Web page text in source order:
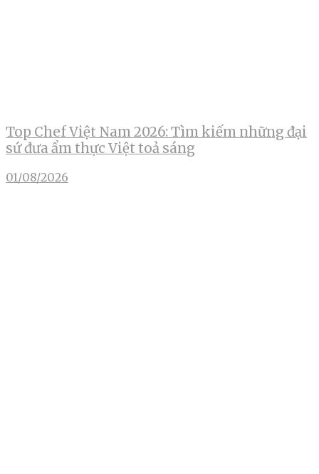
Top Chef Việt Nam 2026: Tìm kiếm những đại
sứ đưa ẩm thực Việt toả sáng
01/08/2026